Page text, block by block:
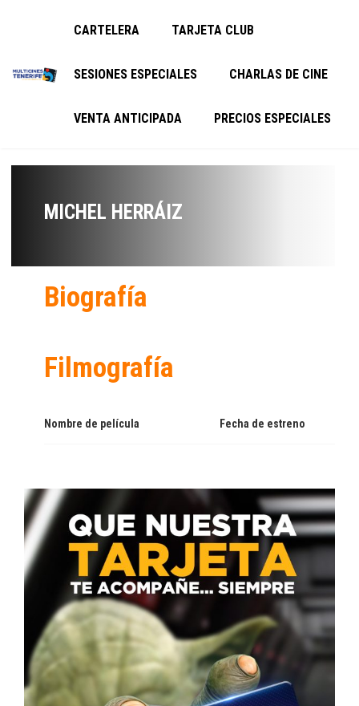
CARTELERA TARJETA CLUB
SESIONES ESPECIALES CHARLAS DE CINE
VENTA ANTICIPADA PRECIOS ESPECIALES
MICHEL HERRÁIZ
Biografía
Filmografía
Nombre de película Fecha de estreno